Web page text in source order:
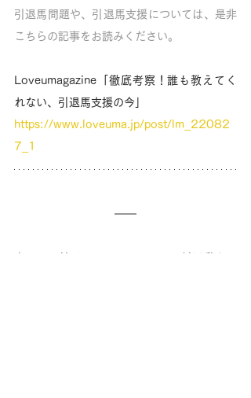
引退馬問題や、引退馬支援については、是非
こちらの記事をお読みください。
Loveumagazine「徹底考察！誰も教えてく
れない、引退馬支援の今」
https://www.loveuma.jp/post/lm_22082
7_1